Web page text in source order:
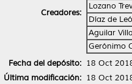
Creadores:
Lozano
Díaz de
Aguilar
Gerónimo
Fecha del depósito: 18 Oct
Última modificación: 18 Oct